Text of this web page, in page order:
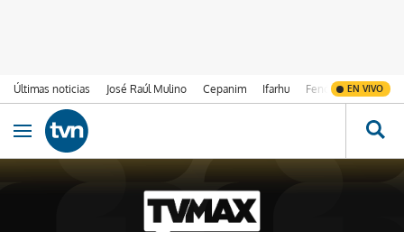
Últimas noticias José Raúl Mulino Cepanim Ifarhu Fenómeno de El
EN VIVO
Ir al contenido
Obrir navegació